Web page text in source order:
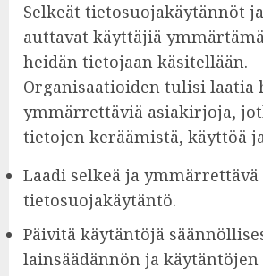
Selkeät tietosuojakäytännöt
auttavat käyttäjiä
heidän tietojaan käsitellään.
Organisaatioiden tulisi laatia
ymmärrettäviä asiakirjoja,
tietojen keräämistä, käyttöä
Laadi selkeä ja ymmärrettävä
tietosuojakäytäntö.
Päivitä käytäntöjä
lainsäädännön ja